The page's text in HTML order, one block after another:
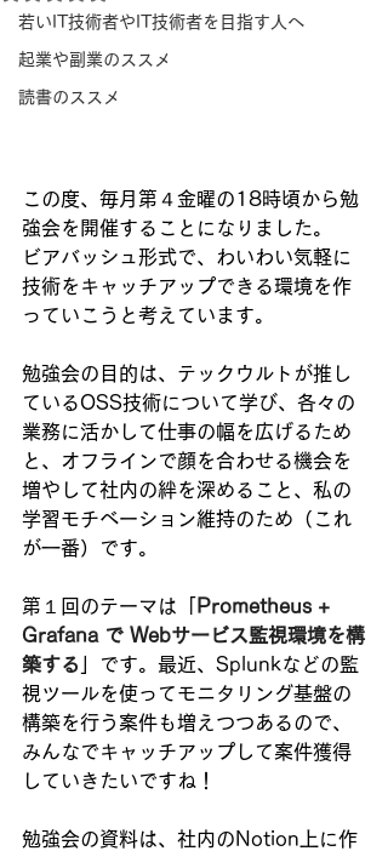
若いIT技術者やIT技術者を目指す人へ
起業や副業のススメ
読書のススメ
この度、毎月第４金曜の18時頃から勉
強会を開催することになりました。
ビアバッシュ形式で、わいわい気軽に
技術をキャッチアップできる環境を作
っていこうと考えています。
勉強会の目的は、テックウルトが推し
ているOSS技術について学び、各々の
業務に活かして仕事の幅を広げるため
と、オフラインで顔を合わせる機会を
増やして社内の絆を深めること、私の
学習モチベーション維持のため（これ
が一番）です。
第１回のテーマは「
Prometheus +
Grafana で Webサービス監視環境を構
築する
」です。最近、Splunkなどの監
視ツールを使ってモニタリング基盤の
構築を行う案件も増えつつあるので、
みんなでキャッチアップして案件獲得
していきたいですね！
勉強会の資料は、社内のNotion上に作